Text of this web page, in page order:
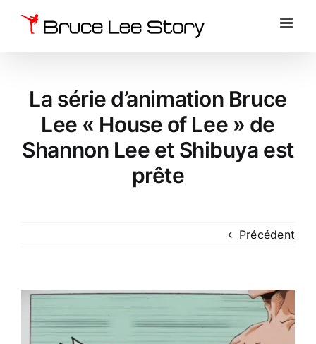
La série d’animation Bruce
Lee « House of Lee » de
Shannon Lee et Shibuya est
prête
Précédent
Voir
l'image
agrandie